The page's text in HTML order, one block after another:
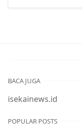
BACA JUGA
isekainews.id
POPULAR POSTS